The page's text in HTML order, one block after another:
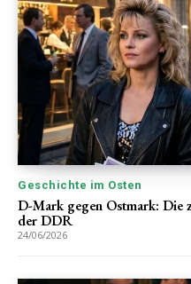
Geschichte im Osten
D-Mark gegen Ostmark: Die
der DDR
24/06/2026